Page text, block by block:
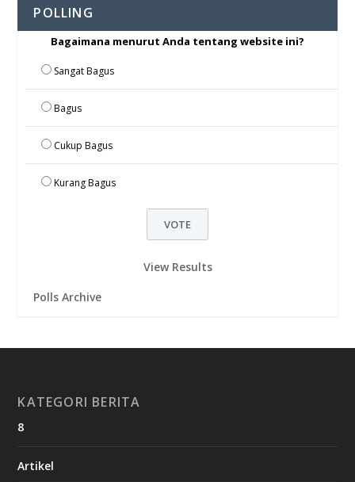
POLLING
Bagaimana menurut Anda tentang website ini?
Sangat Bagus
Bagus
Cukup Bagus
Kurang Bagus
View Results
Polls Archive
KATEGORI BERITA
8
Artikel